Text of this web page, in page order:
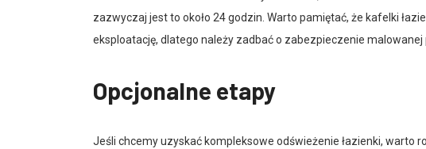
zazwyczaj jest to około 24 godzin. Warto pamiętać, że kafelki
eksploatację, dlatego należy zadbać o zabezpieczenie
Opcjonalne etapy
Jeśli chcemy uzyskać kompleksowe odświeżenie łazienki, warto